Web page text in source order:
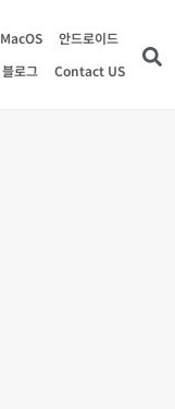
MacOS
안드로이드
블로그 Contact US